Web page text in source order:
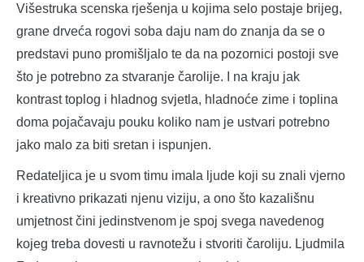
Višestruka scenska rješenja u kojima selo postaje brijeg,
grane drveća rogovi soba daju nam do znanja da se o
predstavi puno promišljalo te da na pozornici postoji sve
što je potrebno za stvaranje čarolije. I na kraju jak
kontrast toplog i hladnog svjetla, hladnoće zime i toplina
doma pojačavaju pouku koliko nam je ustvari potrebno
jako malo za biti sretan i ispunjen.
Redateljica je u svom timu imala ljude koji su znali vjerno
i kreativno prikazati njenu viziju, a ono što kazališnu
umjetnost čini jedinstvenom je spoj svega navedenog
kojeg treba dovesti u ravnotežu i stvoriti čaroliju. Ljudmila